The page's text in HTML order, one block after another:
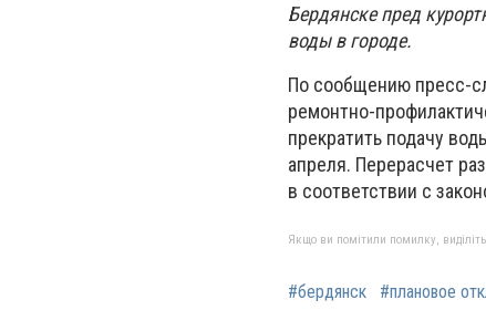
Бердянске пред
воды в городе.
По сообщению пресс-
ремонтно-
прекратить подачу
апреля. Перерасчет
в соответствии с
Якщо ви помітили помилку,
#бердянск #плановое